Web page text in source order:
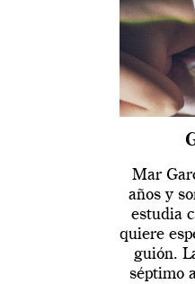
Mar
años y
estudia
quiere
guión.
séptimo